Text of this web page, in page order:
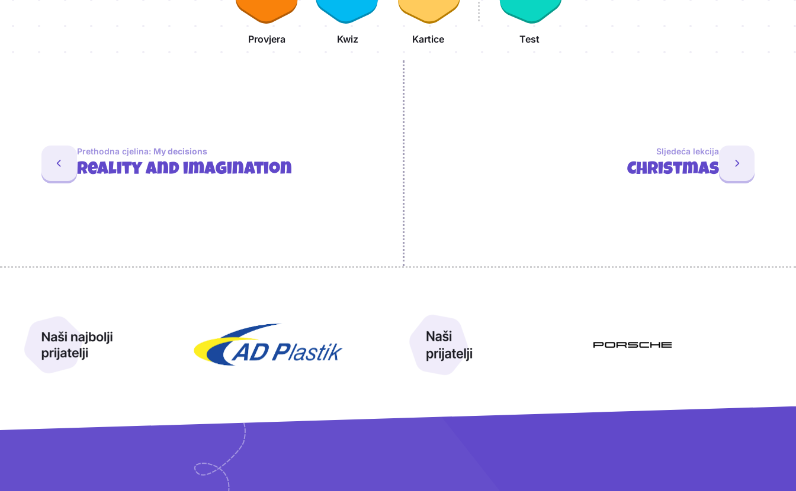
Provjera Kwiz Kartice Test
Prethodna cjelina: My decisions
Reality and imagination
Sljedeća lekcija
Christmas